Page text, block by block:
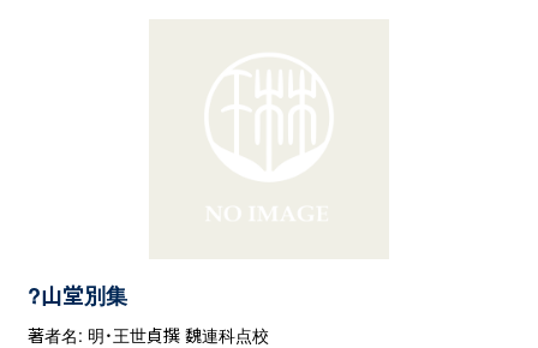
?山堂別集
著者名: 明・王世貞撰 魏連科点校